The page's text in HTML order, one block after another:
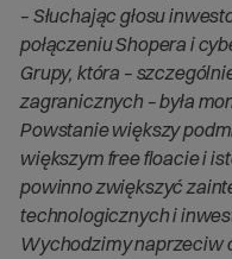
– Słuchając głosu
połączeniu Shopera i
Grupy, która –
zagranicznych – była
Powstanie większy
większym free floacie i
powinno zwiększyć
technologicznych i
Wychodzimy naprzeciw